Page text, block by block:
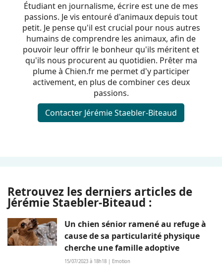
Étudiant en journalisme, écrire est une de mes
passions. Je vis entouré d'animaux depuis tout
petit. Je pense qu'il est crucial pour nous autres
humains de comprendre les animaux, afin de
pouvoir leur offrir le bonheur qu'ils méritent et
qu'ils nous procurent au quotidien. Prêter ma
plume à Chien.fr me permet d'y participer
activement, en plus de combiner ces deux
passions.
Contacter Jérémie Staebler-Biteaud
Retrouvez les derniers articles de
Jérémie Staebler-Biteaud :
Un chien sénior ramené au refuge à
cause de sa particularité physique
cherche une famille adoptive
15/07/2023 à 18h18 | Emotion